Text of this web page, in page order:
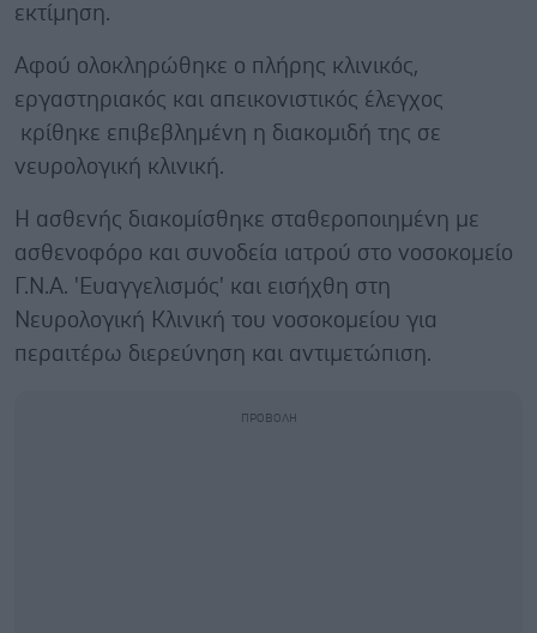
εκτίμηση.
Αφού ολοκληρώθηκε ο πλήρης κλινικός,
εργαστηριακός και απεικονιστικός έλεγχος
κρίθηκε επιβεβλημένη η διακομιδή της σε
νευρολογική κλινική.
Η ασθενής διακομίσθηκε σταθεροποιημένη με
ασθενοφόρο και συνοδεία ιατρού στο νοσοκομείο
Γ.Ν.Α. 'Ευαγγελισμός' και εισήχθη στη
Νευρολογική Κλινική του νοσοκομείου για
περαιτέρω διερεύνηση και αντιμετώπιση.